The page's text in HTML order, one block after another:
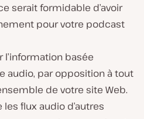
serait formidable d’avoir
pour votre podcast
basée
audio, par opposition à tout
de votre site Web.
flux audio d’autres